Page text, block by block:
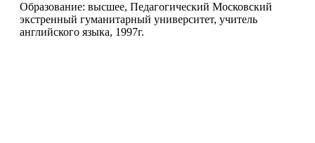
Образование: высшее, Педагогический Московский
экстренный гуманитарный университет, учитель
английского языка, 1997г.